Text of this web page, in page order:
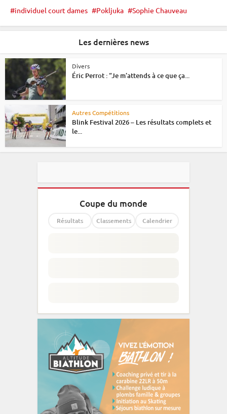
individuel court dames Pokljuka Sophie Chauveau
Les dernières news
Divers
Éric Perrot : “Je m’attends à ce que ça...
Autres Compétitions
Blink Festival 2026 – Les résultats complets et
le...
Coupe du monde
Résultats Classements Calendrier